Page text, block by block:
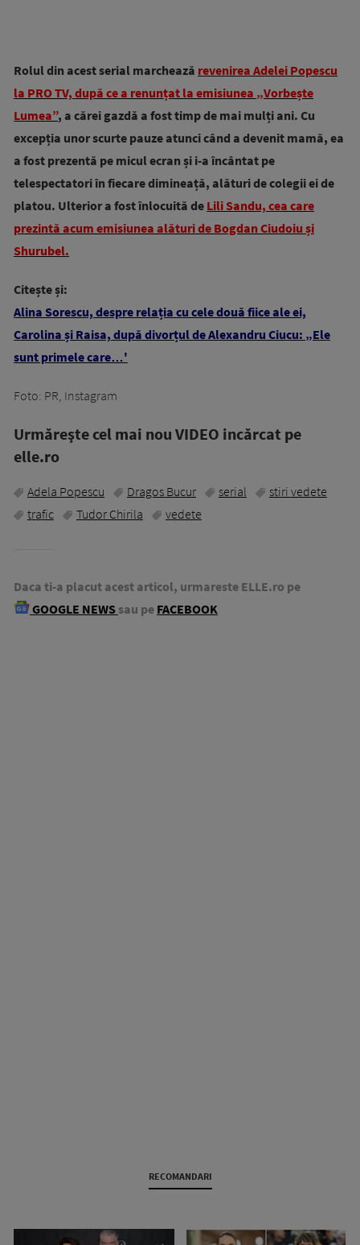
Rolul din acest serial marchează revenirea Adelei Popescu
la PRO TV, după ce a renunțat la emisiunea „Vorbește
Lumea”, a cărei gazdă a fost timp de mai mulți ani. Cu
excepția unor scurte pauze atunci când a devenit mamă, ea
a fost prezentă pe micul ecran și i-a încântat pe
telespectatori în fiecare dimineață, alături de colegii ei de
platou. Ulterior a fost înlocuită de Lili Sandu, cea care
prezintă acum emisiunea alături de Bogdan Ciudoiu și
Shurubel.
Citește și:
Alina Sorescu, despre relația cu cele două fiice ale ei,
Carolina și Raisa, după divorțul de Alexandru Ciucu: „Ele
sunt primele care…'
Foto: PR, Instagram
Urmăreşte cel mai nou VIDEO incărcat pe
elle.ro
Adela Popescu Dragos Bucur serial
stiri vedete
trafic
Tudor Chirila vedete
Daca ti-a placut acest articol, urmareste ELLE.ro pe
GOOGLE NEWS sau pe FACEBOOK
RECOMANDARI